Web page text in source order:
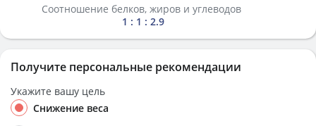
Соотношение белков, жиров и углеводов
1 : 1 : 2.9
Получите персональные рекомендации
Укажите вашу цель
Снижение веса